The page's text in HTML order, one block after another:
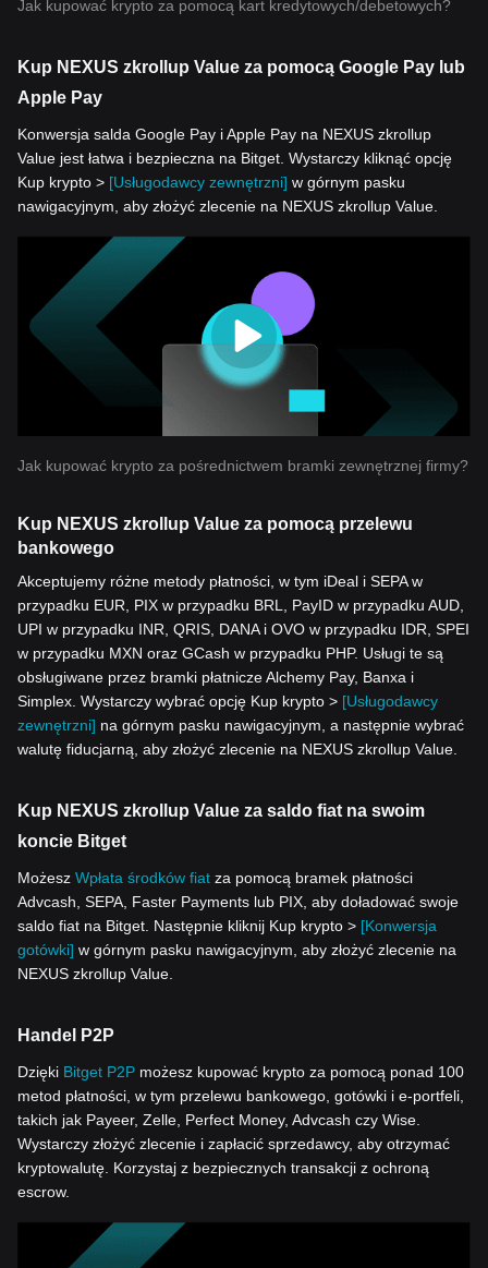
Jak kupować krypto za pomocą kart kredytowych/debetowych?
Kup NEXUS zkrollup Value za pomocą Google Pay lub
Apple Pay
Konwersja salda Google Pay i Apple Pay na NEXUS zkrollup
Value jest łatwa i bezpieczna na Bitget. Wystarczy kliknąć opcję
Kup krypto > [Usługodawcy zewnętrzni] w górnym pasku
nawigacyjnym, aby złożyć zlecenie na NEXUS zkrollup Value.
Jak kupować krypto za pośrednictwem bramki zewnętrznej firmy?
Kup NEXUS zkrollup Value za pomocą przelewu
bankowego
Akceptujemy różne metody płatności, w tym iDeal i SEPA w
przypadku EUR, PIX w przypadku BRL, PayID w przypadku AUD,
UPI w przypadku INR, QRIS, DANA i OVO w przypadku IDR, SPEI
w przypadku MXN oraz GCash w przypadku PHP. Usługi te są
obsługiwane przez bramki płatnicze Alchemy Pay, Banxa i
Simplex. Wystarczy wybrać opcję Kup krypto > [Usługodawcy
zewnętrzni] na górnym pasku nawigacyjnym, a następnie wybrać
walutę fiducjarną, aby złożyć zlecenie na NEXUS zkrollup Value.
Kup NEXUS zkrollup Value za saldo fiat na swoim
koncie Bitget
Możesz Wpłata środków fiat za pomocą bramek płatności
Advcash, SEPA, Faster Payments lub PIX, aby doładować swoje
saldo fiat na Bitget. Następnie kliknij Kup krypto > [Konwersja
gotówki] w górnym pasku nawigacyjnym, aby złożyć zlecenie na
NEXUS zkrollup Value.
Handel P2P
Dzięki Bitget P2P możesz kupować krypto za pomocą ponad 100
metod płatności, w tym przelewu bankowego, gotówki i e-portfeli,
takich jak Payeer, Zelle, Perfect Money, Advcash czy Wise.
Wystarczy złożyć zlecenie i zapłacić sprzedawcy, aby otrzymać
kryptowalutę. Korzystaj z bezpiecznych transakcji z ochroną
escrow.